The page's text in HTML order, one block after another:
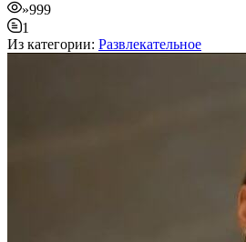
»999
1
Из категории: Развлекательное